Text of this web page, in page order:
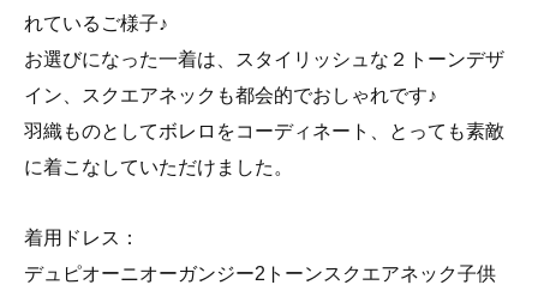
れているご様子♪
お選びになった一着は、スタイリッシュな２トーンデザ
イン、スクエアネックも都会的でおしゃれです♪
羽織ものとしてボレロをコーディネート、とっても素敵
に着こなしていただけました。
着用ドレス：
デュピオーニオーガンジー2トーンスクエアネック子供